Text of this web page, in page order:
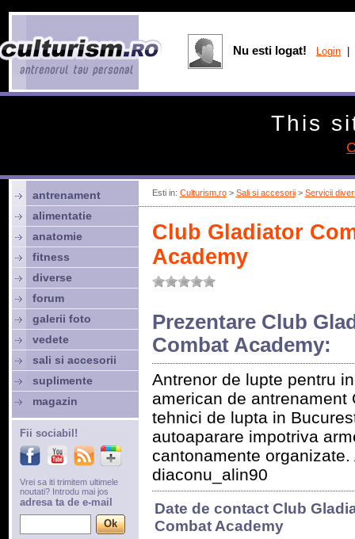
Esti in: Culturism.ro> Sali si accesorii> Servicii
Club Gladiator
Academy
Prezentare Club
Combat Academy:
Antrenor de lupte pentru
american de
tehnici de lupta in
autoaparare impotriva
cantonamente
diaconu_alin90
Date de contact Club
Combat Academy
antrenament
alimentatie
anatomie
fitness
diverse
forum
galerii foto
vedete
sali si accesorii
suplimente
magazin
Fii sociabil!
Vrei sa iti trimitem ultimele
noutati? Introdu mai jos
adresa ta de e-mail
Nu esti logat! Login
This